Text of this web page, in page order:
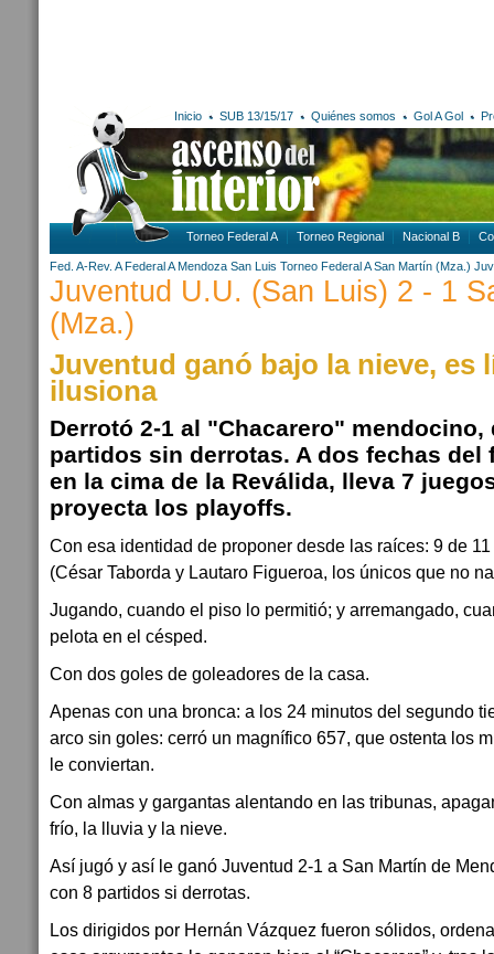
Inicio SUB 13/15/17 Quiénes somos Gol A Gol
Torneo Federal A Torneo Regional Nacional B
Fed. A-Rev. A Federal A Mendoza San Luis Torneo Federal A San Martín (Mza.)
Juventud U.U. (San Luis) 2 - 1
(Mza.)
Juventud ganó bajo la nieve, es
ilusiona
Derrotó 2-1 al "Chacarero" mendocino,
partidos sin derrotas. A dos fechas del
en la cima de la Reválida, lleva 7
proyecta los playoffs.
Con esa identidad de proponer desde las raíces: 9 de
(César Taborda y Lautaro Figueroa, los únicos que no
Jugando, cuando el piso lo permitió; y arremangado,
pelota en el césped.
Con dos goles de goleadores de la casa.
Apenas con una bronca: a los 24 minutos del segundo
arco sin goles: cerró un magnífico 657, que ostenta los
le conviertan.
Con almas y gargantas alentando en las tribunas,
frío, la lluvia y la nieve.
Así jugó y así le ganó Juventud 2-1 a San Martín de
con 8 partidos si derrotas.
Los dirigidos por Hernán Vázquez fueron sólidos,